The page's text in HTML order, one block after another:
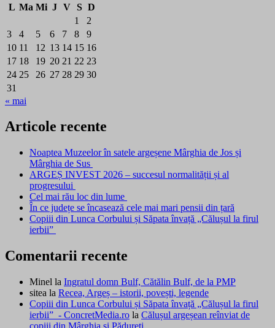
L Ma Mi J V S D
1
2
3
4 5 6 7 8
9
10 11 12 13 14 15 16
17 18 19 20 21 22 23
24 25 26 27 28 29 30
31
« mai
Articole recente
Noaptea Muzeelor în satele argeșene Mârghia de Jos și
Mârghia de Sus
ARGEȘ INVEST 2026 – succesul normalității și al
progresului
Cel mai rău loc din lume
În ce județe se încasează cele mai mari pensii din țară
Copiii din Lunca Corbului și Săpata învață „Călușul la firul
ierbii”
Comentarii recente
Minel la Ingratul domn Bulf, Cătălin Bulf, de la PMP
sitea la Recea, Argeș – istorii, povești, legende
Copiii din Lunca Corbului și Săpata învață „Călușul la firul
ierbii” - ConcretMedia.ro la Călușul argeșean reînviat de